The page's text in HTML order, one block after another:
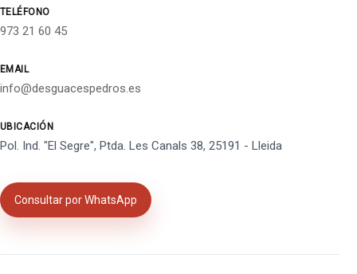
TELÉFONO
973 21 60 45
EMAIL
info@desguacespedros.es
UBICACIÓN
Pol. Ind. "El Segre", Ptda. Les Canals 38, 25191 - Lleida
Consultar por WhatsApp